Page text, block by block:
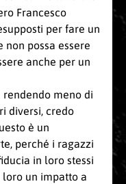
Francesco
per fare un
possa essere
anche per un
meno di
diversi, credo
è un
perché i ragazzi
in loro stessi
loro un impatto a